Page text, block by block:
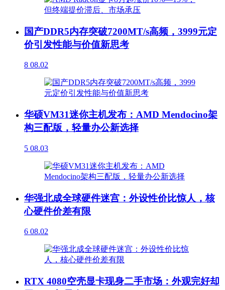
国产DDR5内存突破7200MT/s高频，3999元定
价引发性能与价值新思考
8 08.02
华硕VM31迷你主机发布：AMD Mendocino架
构三配版，轻量办公新选择
5 08.03
华强北成全球硬件迷宫：外设性价比惊人，核
心硬件价差有限
6 08.02
RTX 4080空壳显卡现身二手市场：外观完好却